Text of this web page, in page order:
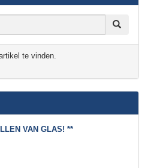
te vinden.
VAN GLAS! **